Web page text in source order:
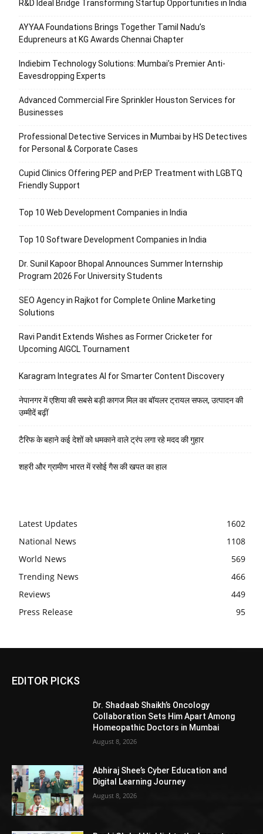
R&D Ideal Bridge Transforming Startup Opportunities in India
AYYAA Foundations Brings Together Tamil Nadu’s
Edupreneurs at KG Awards Chennai Chapter
Indiebim Technology Solutions: Mumbai’s Premier Anti-
Eavesdropping Experts
Advanced Commercial Fire Sprinkler Houston Services for
Businesses
Professional Detective Services in Mumbai by HS Detectives
for Personal & Corporate Cases
Cupid Clinics Offering PEP and PrEP Treatment with LGBTQ
Friendly Support
Top 10 Web Development Companies in India
Top 10 Software Development Companies in India
Dr. Sunil Kapoor Bhopal Announces Summer Internship
Program 2026 For University Students
SEO Agency in Rajkot for Complete Online Marketing
Solutions
Ravi Pandit Extends Wishes as Former Cricketer for
Upcoming AIGCL Tournament
Karagram Integrates AI for Smarter Content Discovery
नेपानगर में एशिया की सबसे बड़ी कागज मिल का बॉयलर ट्रायल सफल, उत्पादन की
उम्मीदें बढ़ीं
टैरिफ के बहाने कई देशों को धमकाने वाले ट्रंप लगा रहे मदद की गुहार
शहरी और ग्रामीण भारत में रसोई गैस की खपत का हाल
Latest Updates
1602
National News
1108
World News
569
Trending News
466
Reviews
449
Press Release
95
EDITOR PICKS
Dr. Shadaab Shaikh’s Oncology
Collaboration Sets Him Apart Among
Homeopathic Doctors in Mumbai
August 8, 2026
Abhiraj Shee’s Cyber Education and
Digital Learning Journey
August 8, 2026